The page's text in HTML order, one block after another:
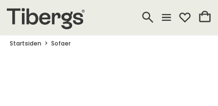
Startsiden Sofaer